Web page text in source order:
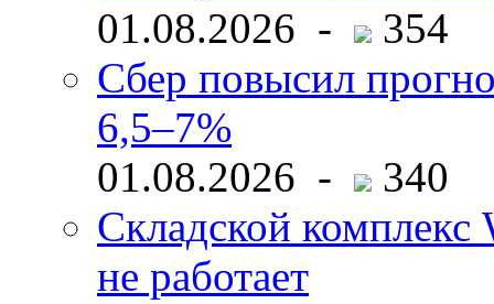
01.08.2026 -
354
Сбер повысил
6,5–7%
01.08.2026 -
340
Складской комплекс
не работает